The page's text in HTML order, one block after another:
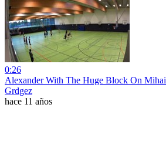
0:26
Alexander With The Huge Block On Mihai
Grdgez
hace 11 años